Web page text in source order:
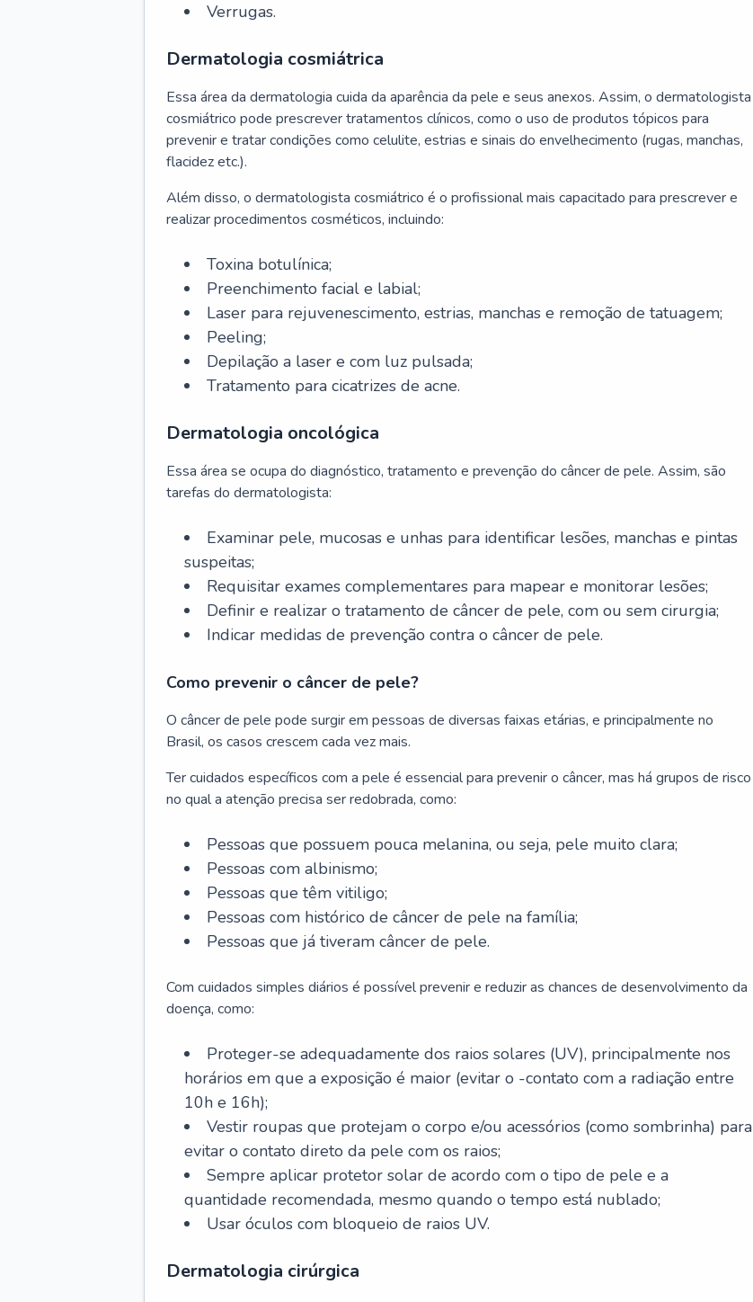
Verrugas.
Dermatologia cosmiátrica
Essa área da dermatologia cuida da aparência da pele e seus anexos. Assim, o dermatologista
cosmiátrico pode prescrever tratamentos clínicos, como o uso de produtos tópicos para
prevenir e tratar condições como celulite, estrias e sinais do envelhecimento (rugas, manchas,
flacidez etc.).
Além disso, o dermatologista cosmiátrico é o profissional mais capacitado para prescrever e
realizar procedimentos cosméticos, incluindo:
Toxina botulínica;
Preenchimento facial e labial;
Laser para rejuvenescimento, estrias, manchas e remoção de tatuagem;
Peeling;
Depilação a laser e com luz pulsada;
Tratamento para cicatrizes de acne.
Dermatologia oncológica
Essa área se ocupa do diagnóstico, tratamento e prevenção do câncer de pele. Assim, são
tarefas do dermatologista:
Examinar pele, mucosas e unhas para identificar lesões, manchas e pintas
suspeitas;
Requisitar exames complementares para mapear e monitorar lesões;
Definir e realizar o tratamento de câncer de pele, com ou sem cirurgia;
Indicar medidas de prevenção contra o câncer de pele.
Como prevenir o câncer de pele?
O câncer de pele pode surgir em pessoas de diversas faixas etárias, e principalmente no
Brasil, os casos crescem cada vez mais.
Ter cuidados específicos com a pele é essencial para prevenir o câncer, mas há grupos de risco
no qual a atenção precisa ser redobrada, como:
Pessoas que possuem pouca melanina, ou seja, pele muito clara;
Pessoas com albinismo;
Pessoas que têm vitiligo;
Pessoas com histórico de câncer de pele na família;
Pessoas que já tiveram câncer de pele.
Com cuidados simples diários é possível prevenir e reduzir as chances de desenvolvimento da
doença, como:
Proteger-se adequadamente dos raios solares (UV), principalmente nos
horários em que a exposição é maior (evitar o -contato com a radiação entre
10h e 16h);
Vestir roupas que protejam o corpo e/ou acessórios (como sombrinha) para
evitar o contato direto da pele com os raios;
Sempre aplicar protetor solar de acordo com o tipo de pele e a
quantidade recomendada, mesmo quando o tempo está nublado;
Usar óculos com bloqueio de raios UV.
Dermatologia cirúrgica